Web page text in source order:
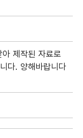
제작된 자료로
다. 양해바랍니다